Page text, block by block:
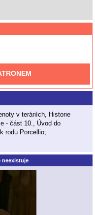
v teráriích, Historie
- část 10., Úvod do
rodu Porcellio;
neexistuje